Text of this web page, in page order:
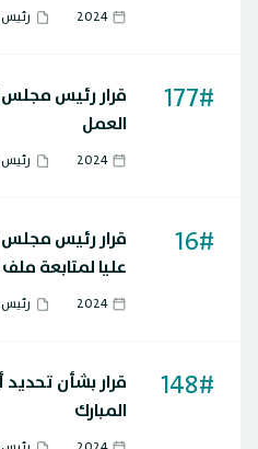
2024 رئيس
177#
قرار رئيس مجلس
العمل
2024 رئيس
16#
قرار رئيس مجلس
عليا لمتابعة
والحدود
2024 رئيس
148#
قرار بشأن
المبارك